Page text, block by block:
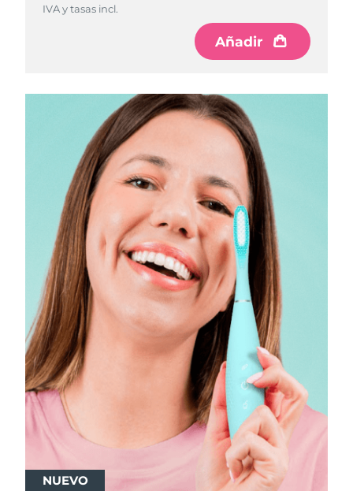
IVA y tasas incl.
Añadir
NUEVO
NUEVO
NUEVO